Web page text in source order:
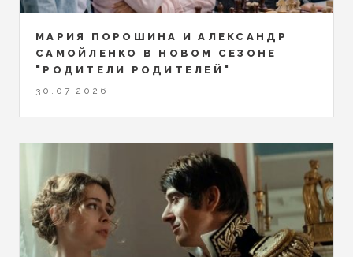
МАРИЯ ПОРОШИНА И АЛЕКСАНДР
САМОЙЛЕНКО В НОВОМ СЕЗОНЕ
"РОДИТЕЛИ РОДИТЕЛЕЙ"
30.07.2026